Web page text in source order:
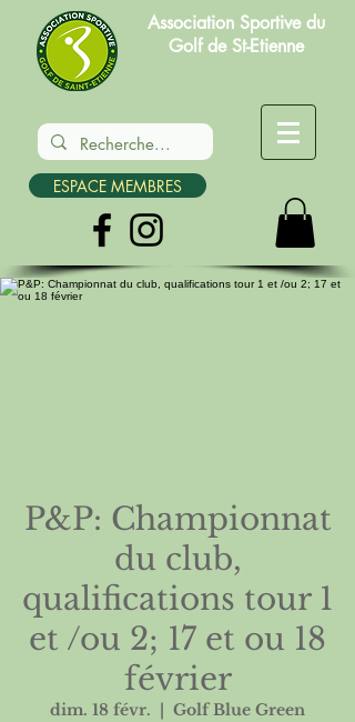
Association Sportive du
Golf de St-Etienne
ESPACE MEMBRES
P&P: Championnat
du club,
qualifications tour 1
et /ou 2; 17 et ou 18
février
dim. 18 févr.
Golf Blue Green